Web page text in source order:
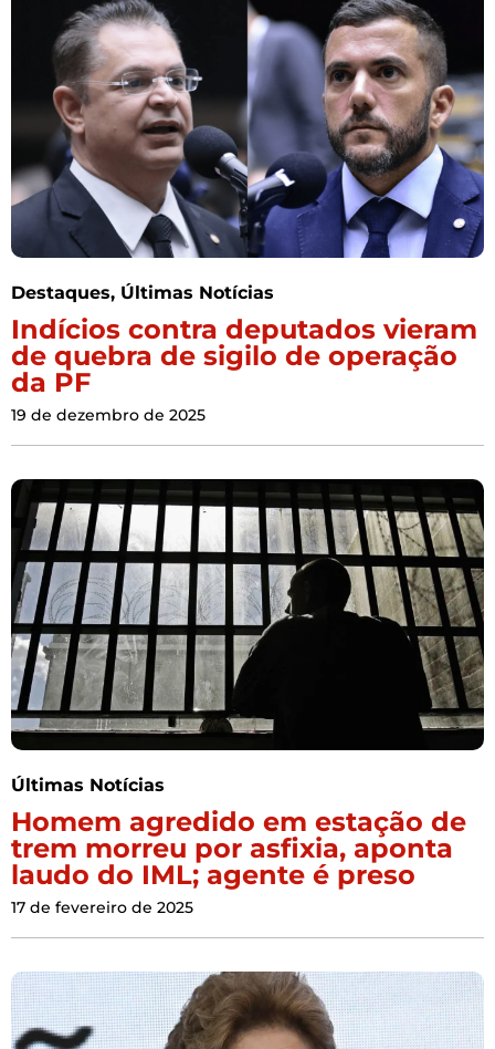
Destaques, Últimas Notícias
Indícios contra deputados vieram
de quebra de sigilo de operação
da PF
19 de dezembro de 2025
Últimas Notícias
Homem agredido em estação de
trem morreu por asfixia, aponta
laudo do IML; agente é preso
17 de fevereiro de 2025